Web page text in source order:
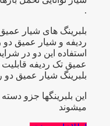
.
بلبرینگ های شیار
ردیفه و شیار عمیق دو
استفاده این دو در
عمیق تک ردیفه قابلیت
بلبرینگ شیار عمیق دو
میشوند